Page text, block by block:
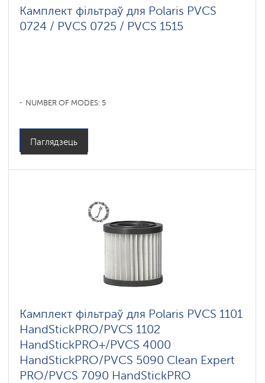
Камплект фільтраў для Polaris PVCS
0724 / PVCS 0725 / PVCS 1515
NUMBER OF MODES: 5
Паглядзець
Камплект фільтраў для Polaris PVCS 1101
HandStickPRO/PVCS 1102
HandStickPRO+/PVCS 4000
HandStickPRO/PVCS 5090 Clean Expert
PRO/PVCS 7090 HandStickPRO